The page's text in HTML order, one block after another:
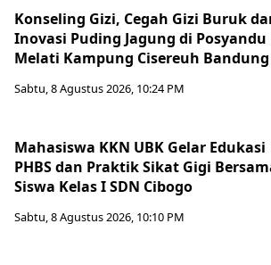
Konseling Gizi, Cegah Gizi Buruk
Inovasi Puding Jagung di Posyandu
Melati Kampung Cisereuh Bandung
Sabtu, 8 Agustus 2026, 10:24 PM
Mahasiswa KKN UBK Gelar Edukasi
PHBS dan Praktik Sikat Gigi
Siswa Kelas I SDN Cibogo
Sabtu, 8 Agustus 2026, 10:10 PM